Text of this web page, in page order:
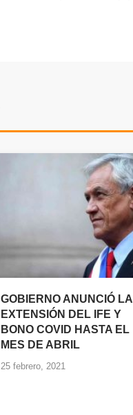
GOBIERNO ANUNCIÓ LA
EXTENSIÓN DEL IFE Y
BONO COVID HASTA EL
MES DE ABRIL
25 febrero, 2021